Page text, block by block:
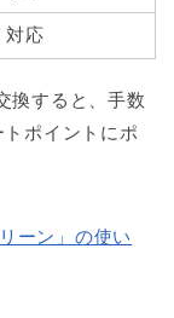
対応
換すると、手数
ポイントにポ
ーン」の使い